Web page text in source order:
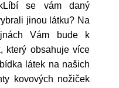
se vám daný
jinou látku? Na
Vám bude k
který obsahuje více
látek na našich
kovových nožiček